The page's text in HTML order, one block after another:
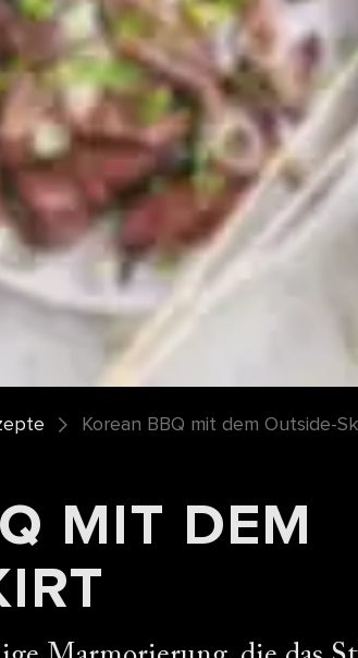
Korean BBQ mit dem Outside-
MIT DEM